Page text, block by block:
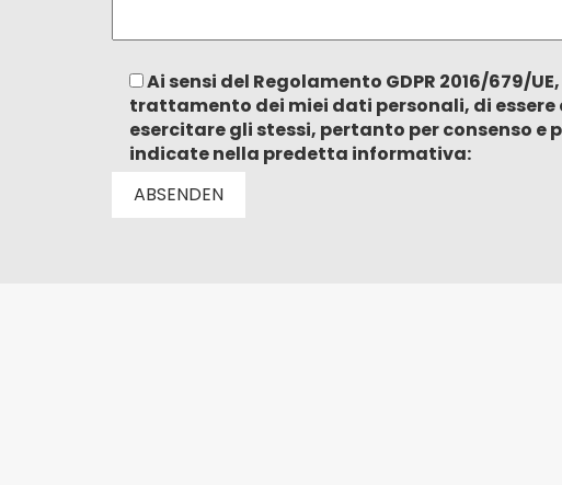
Ai sensi del Regolamento GDPR 2016/679/
trattamento dei miei dati personali, di
esercitare gli stessi, pertanto per consenso
indicate nella predetta informativa: